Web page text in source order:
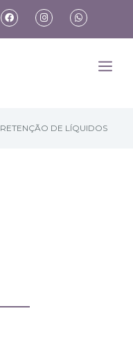
RETENÇÃO DE LÍQUIDOS